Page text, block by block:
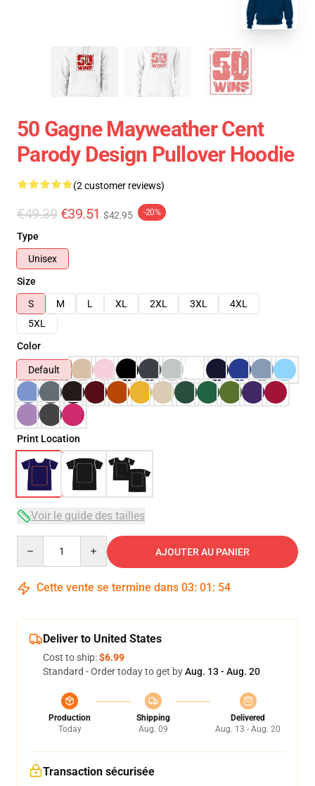
50 Gagne Mayweather Cent
Parody Design Pullover Hoodie
(2 customer reviews)
€49.39 €39.51 $42.95 -20%
Type
Unisex
Size
S
M L XL 2XL 3XL
4XL
5XL
Color
Default
Print Location
Voir le guide des tailles
AJOUTER AU PANIER
Cette vente se termine dans 03: 01 : 53
Deliver to United States
Cost to ship:$6.99
Standard - Order today to get byAug. 13 - Aug. 20
Production
Today
Shipping
Aug. 09
Delivered
Aug. 13 - Aug. 20
Transaction sécurisée